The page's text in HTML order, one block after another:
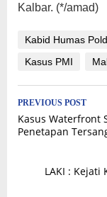
Kalbar. (*/amad)
Kabid Humas
Kasus PMI
Post
PREVIOUS POST
Kasus Waterfront
Penetapan
LAKI : Kejati